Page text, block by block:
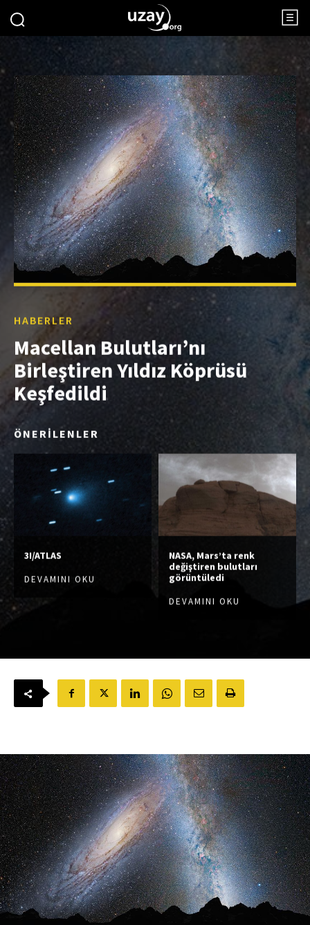
HABERLER
Macellan Bulutları’nı
Birleştiren Yıldız Köprüsü
Keşfedildi
ÖNERİLENLER
3I/ATLAS
DEVAMINI OKU
NASA, Mars’ta renk
değiştiren bulutları
görüntüledi
DEVAMINI OKU